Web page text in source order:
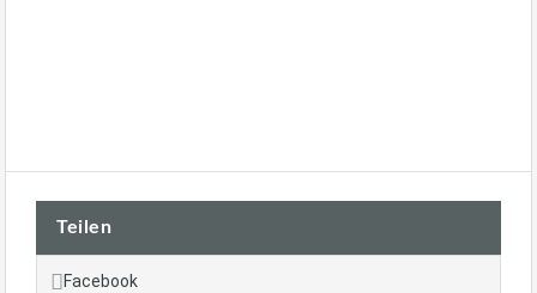
Teilen
Facebook